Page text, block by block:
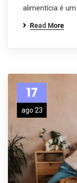
alimentícia é
Read More
17
ago 23